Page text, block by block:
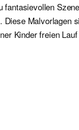
Kinder freien